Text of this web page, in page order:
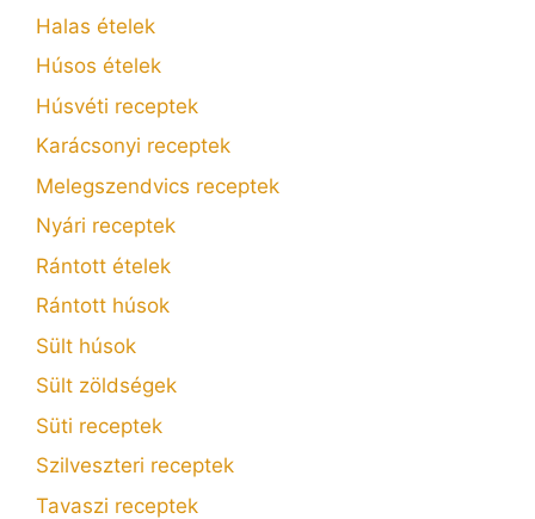
Halas ételek
Húsos ételek
Húsvéti receptek
Karácsonyi receptek
Melegszendvics receptek
Nyári receptek
Rántott ételek
Rántott húsok
Sült húsok
Sült zöldségek
Süti receptek
Szilveszteri receptek
Tavaszi receptek